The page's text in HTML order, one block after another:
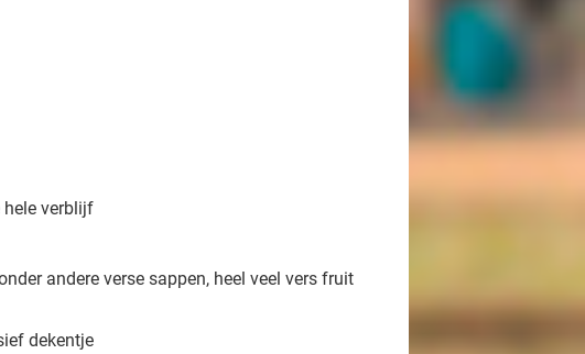
hele verblijf
andere verse sappen, heel veel vers fruit
dekentje